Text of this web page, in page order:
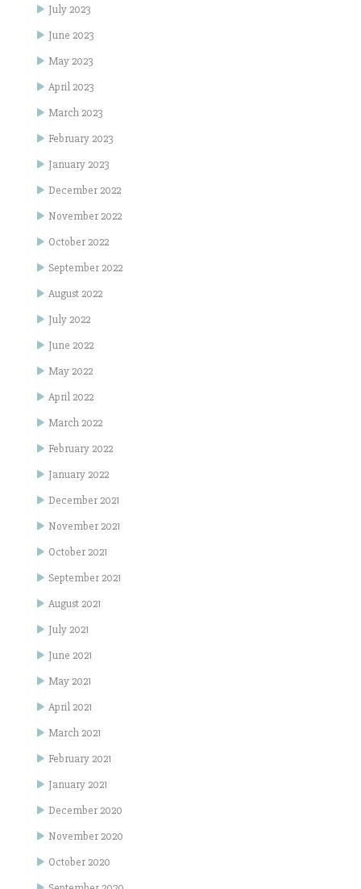
July 2023
June 2023
May 2023
April 2023
March 2023
February 2023
January 2023
December 2022
November 2022
October 2022
September 2022
August 2022
July 2022
June 2022
May 2022
April 2022
March 2022
February 2022
January 2022
December 2021
November 2021
October 2021
September 2021
August 2021
July 2021
June 2021
May 2021
April 2021
March 2021
February 2021
January 2021
December 2020
November 2020
October 2020